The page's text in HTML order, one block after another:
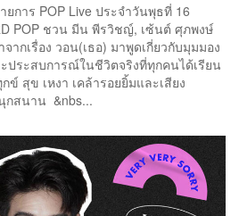
การ POP Live ประจำวันพุธที่ 16
POP ชวน มีน พีรวิชญ์, เซ้นต์ ศุภพงษ์
ากเรื่อง วอน(เธอ) มาพูดเกี่ยวกับมุมมอง
ประสบการณ์ในชีวิตจริงที่ทุกคนได้เรียน
สุข เหงา เคล้ารอยยิ้มและเสียง
กสนาน &nbs...